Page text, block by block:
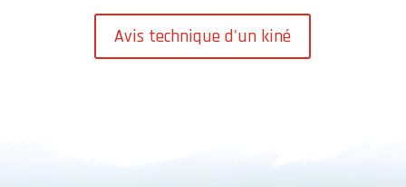
Avis technique d'un kiné